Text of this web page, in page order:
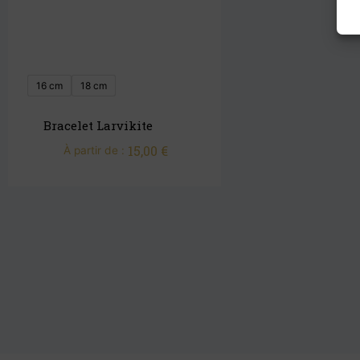
Bracelet Larvikite
À partir de : 15,00 €
16 cm 18 cm